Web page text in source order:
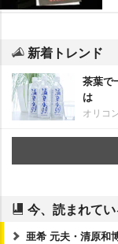
新着トレンド
茶葉で
は
オリコ
今、読まれて
亜希 元夫・清原和